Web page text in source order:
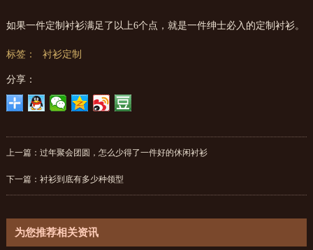
如果一件定制衬衫满足了以上6个点，就是一件绅士必入的定制衬衫。
标签： 衬衫定制
分享：
上一篇： 过年聚会团圆，怎么少得了一件好的休闲衬衫
下一篇： 衬衫到底有多少种领型
为您推荐相关资讯